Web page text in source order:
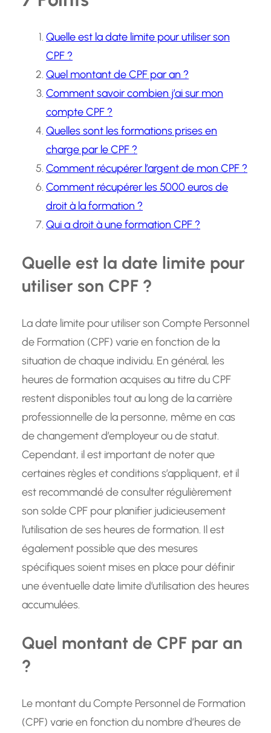
Quelle est la date limite pour utiliser son
CPF ?
Quel montant de CPF par an ?
Comment savoir combien j’ai sur mon
compte CPF ?
Quelles sont les formations prises en
charge par le CPF ?
Comment récupérer l’argent de mon CPF ?
Comment récupérer les 5000 euros de
droit à la formation ?
Qui a droit à une formation CPF ?
Quelle est la date limite pour
utiliser son CPF ?
La date limite pour utiliser son Compte Personnel
de Formation (CPF) varie en fonction de la
situation de chaque individu. En général, les
heures de formation acquises au titre du CPF
restent disponibles tout au long de la carrière
professionnelle de la personne, même en cas
de changement d’employeur ou de statut.
Cependant, il est important de noter que
certaines règles et conditions s’appliquent, et il
est recommandé de consulter régulièrement
son solde CPF pour planifier judicieusement
l’utilisation de ses heures de formation. Il est
également possible que des mesures
spécifiques soient mises en place pour définir
une éventuelle date limite d’utilisation des heures
accumulées.
Quel montant de CPF par an
?
Le montant du Compte Personnel de Formation
(CPF) varie en fonction du nombre d’heures de